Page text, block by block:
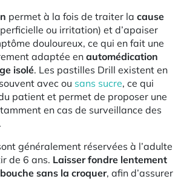
permet à la fois de traiter la cause
ou irritation) et d’apaiser
douloureux, ce qui en fait une
adaptée en automédication
isolé. Les pastilles Drill existent en
avec ou sans sucre, ce qui
patient et permet de proposer une
en cas de surveillance des
.​
généralement réservées à l’adulte
de 6 ans. Laisser fondre lentement
sans la croquer, afin d’assurer